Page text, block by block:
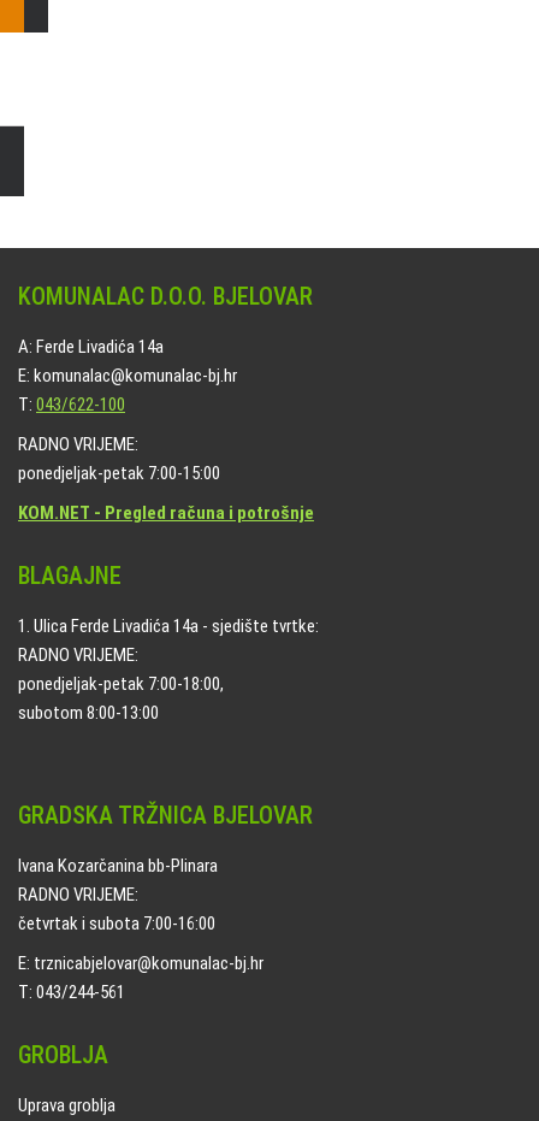
KOMUNALAC D.O.O. BJELOVAR
A: Ferde Livadića 14a
E: komunalac@komunalac-bj.hr
T: 043/622-100
RADNO VRIJEME:
ponedjeljak-petak 7:00-15:00
KOM.NET - Pregled računa i potrošnje
BLAGAJNE
1. Ulica Ferde Livadića 14a - sjedište tvrtke:
RADNO VRIJEME:
ponedjeljak-petak 7:00-18:00,
subotom 8:00-13:00
GRADSKA TRŽNICA BJELOVAR
Ivana Kozarčanina bb-Plinara
RADNO VRIJEME:
četvrtak i subota 7:00-16:00
E: trznicabjelovar@komunalac-bj.hr
T: 043/244-561
GROBLJA
Uprava groblja